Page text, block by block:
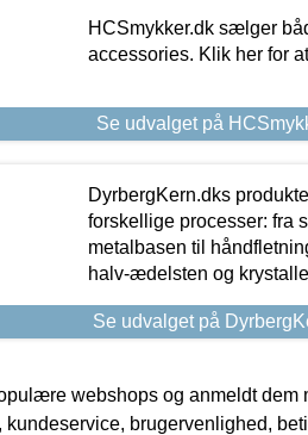
HCSmykker.dk sælger
accessories. Klik her for
Se udvalget på
DyrbergKern.dks
forskellige processer: fra
metalbasen til
halv-ædelsten og
Se udvalget på
webshops og anmeldt dem
brugervenlighed,